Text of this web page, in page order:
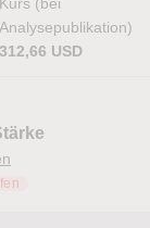
Analysepublikation)
312,66 USD